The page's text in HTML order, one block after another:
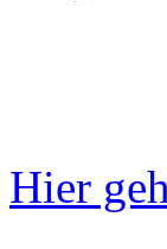
Hier